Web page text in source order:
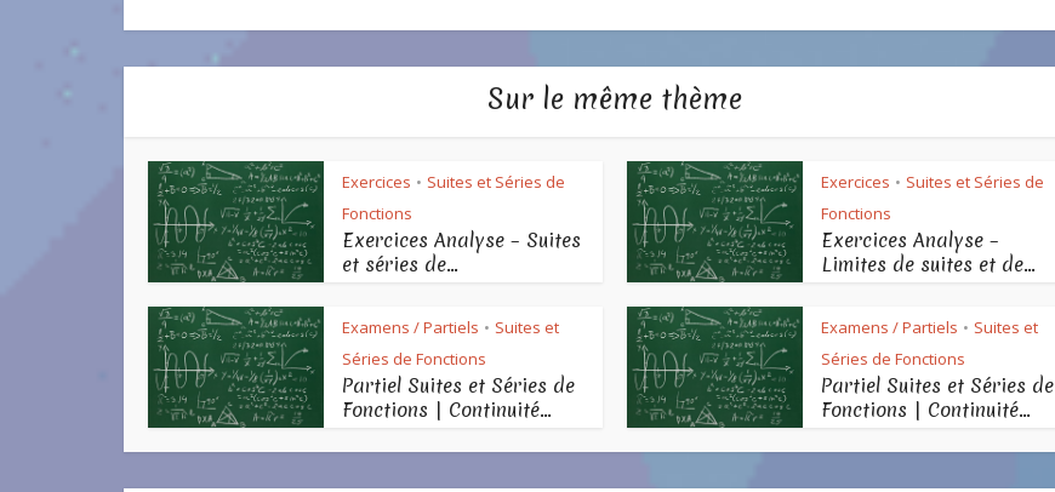
Sur le même thème
Exercices • Suites et Séries de
Fonctions
Exercices Analyse – Suites
et séries de...
Exercices • Suites et Séries de
Fonctions
Exercices Analyse –
Limites de suites et de...
Examens / Partiels • Suites et
Séries de Fonctions
Partiel Suites et Séries de
Fonctions | Continuité...
Examens / Partiels • Suites et
Séries de Fonctions
Partiel Suites et Séries de
Fonctions | Continuité...